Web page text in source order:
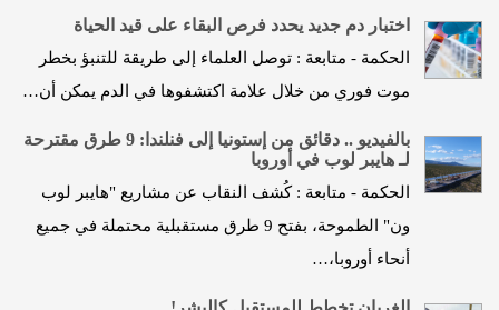
اختبار دم جديد يحدد فرص البقاء على قيد الحياة
الحكمة - متابعة : توصل العلماء إلى طريقة للتنبؤ بخطر
موت فوري من خلال علامة اكتشفوها في الدم يمكن أن…
بالفيديو .. دقائق من إستونيا إلى فنلندا: 9 طرق مقترحة
لـ هايبر لوب في أوروبا
الحكمة - متابعة : كُشف النقاب عن مشاريع "هايبر لوب
ون" الطموحة، بفتح 9 طرق مستقبلية محتملة في جميع
أنحاء أوروبا،…